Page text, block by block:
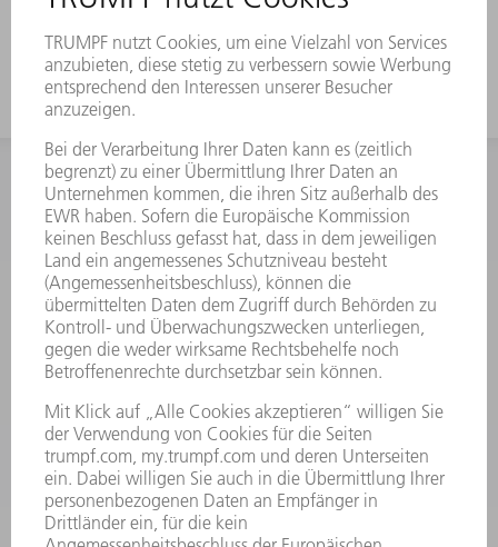
INFORMATION
Häufig gestellte Fragen
Allgemeine Geschäftsbedingungen
KONTAKT
Kundenbetreuung TRUMPF Werkzeugmaschinen
+49 7156 303 33222
Mo - Fr: 07:30 - 17:30 Uhr
Erweiterte Rufbereitschaft per Service App Mo - Fr:
06:30 - 20.00 Uhr Sa: 07:00 - 12:00 Uhr
Kundenbetreuung@trumpf.com
KONTAKT
Service TRUMPF Lasertechnik
+49 7156 303 37444
Mo - Fr: 07:30 - 18:00 Uhr